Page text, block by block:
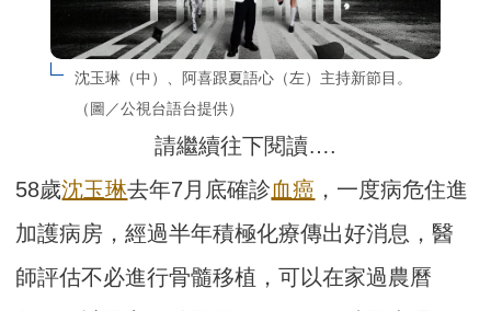
沈玉琳（中）、阿喜跟夏語心（左）主持新節目。
（圖／公視台語台提供）
請繼續往下閱讀….
58歲沈玉琳去年7月底確診血癌 ，一度病危住進
加護病房，經過半年積極化療傳出好消息，醫
師評估不必進行骨髓移植，可以在家過農曆